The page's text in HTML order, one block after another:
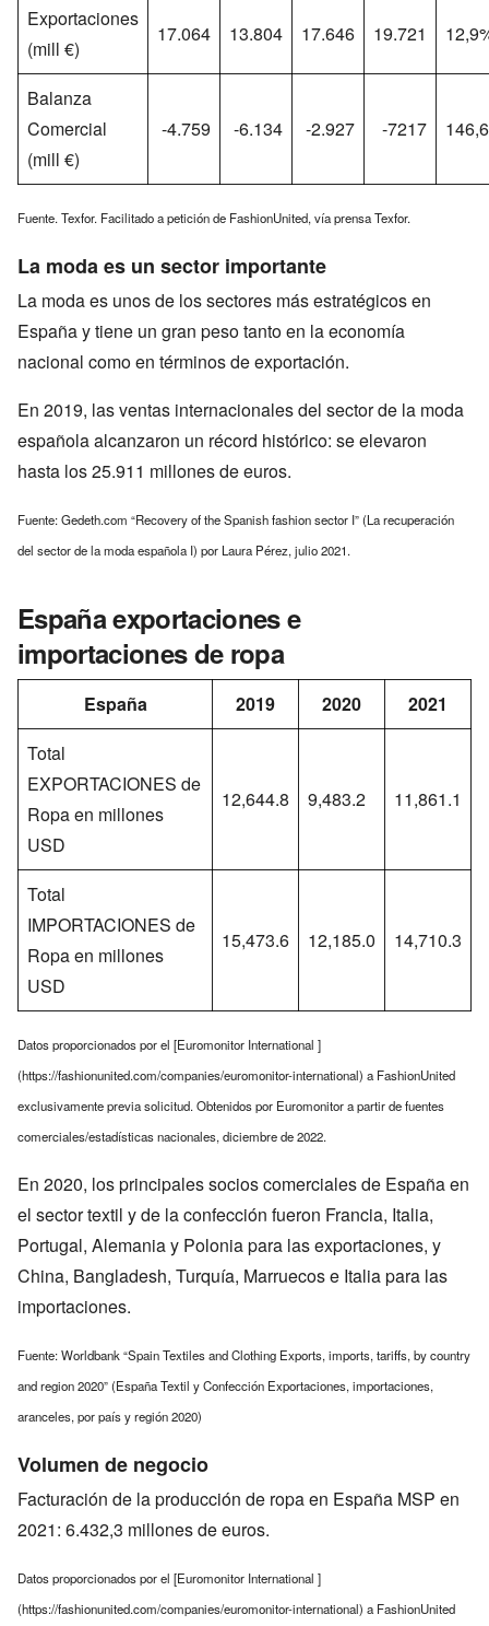
Exportaciones
(mill €)
17.064 13.804 17.646 19.721
Balanza
Comercial
(mill €)
-4.759 -6.134 -2.927 -7217
Fuente. Texfor. Facilitado a petición de FashionUnited, vía prensa Texfor.
La moda es un sector importante
La moda es unos de los sectores más estratégicos en
España y tiene un gran peso tanto en la economía
nacional como en términos de exportación.
En 2019, las ventas internacionales del sector de la moda
española alcanzaron un récord histórico: se elevaron
hasta los 25.911 millones de euros.
Fuente: Gedeth.com “Recovery of the Spanish fashion sector I” (La recuperación
del sector de la moda española I) por Laura Pérez, julio 2021.
España exportaciones e
importaciones de ropa
España 2019 2020
2021
Total
EXPORTACIONES de
Ropa en millones
USD
12,644.8 9,483.2 11,861.1
Total
IMPORTACIONES de
Ropa en millones
USD
15,473.6 12,185.0 14,710.3
Datos proporcionados por el [Euromonitor International ]
(https://fashionunited.com/companies/euromonitor-international) a FashionUnited
exclusivamente previa solicitud. Obtenidos por Euromonitor a partir de fuentes
comerciales/estadísticas nacionales, diciembre de 2022.
En 2020, los principales socios comerciales de España en
el sector textil y de la confección fueron Francia, Italia,
Portugal, Alemania y Polonia para las exportaciones, y
China, Bangladesh, Turquía, Marruecos e Italia para las
importaciones.
Fuente: Worldbank “Spain Textiles and Clothing Exports, imports, tariffs, by country
and region 2020” (España Textil y Confección Exportaciones, importaciones,
aranceles, por país y región 2020)
Volumen de negocio
Facturación de la producción de ropa en España MSP en
2021: 6.432,3 millones de euros.
Datos proporcionados por el [Euromonitor International ]
(https://fashionunited.com/companies/euromonitor-international) a FashionUnited